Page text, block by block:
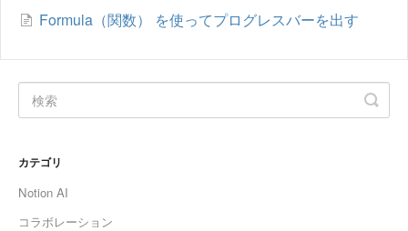
Formula（関数） を使ってプログレスバーを出す
カテゴリ
Notion AI
コラボレーション